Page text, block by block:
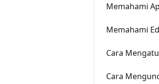
Memahami
Memahami
Cara
Cara